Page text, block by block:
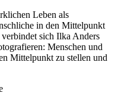
Leben als
in den Mittelpunkt
sich Ilka Anders
Menschen und
Mittelpunkt zu stellen und